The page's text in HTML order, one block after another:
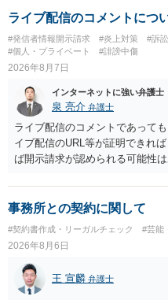
ライブ配信のコメントにつ
#発信者情報開示請求 #炎上対策 #訴
#個人・プライベート
#誹謗中傷
2026年8月7日
インターネットに強い弁護士
泉 亮介 弁護士
ライブ配信のコメントであって
イブ配信のURL等が証明できれ
ば開示請求が認められる可能性は
事務所との契約に関して
#契約書作成・リーガルチェック #芸能
2026年8月6日
王 宣麟 弁護士